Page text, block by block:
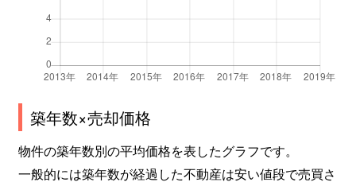
築年数×売却価格
物件の築年数別の平均価格を表したグラフです。
一般的には築年数が経過した不動産は安い値段で売買さ